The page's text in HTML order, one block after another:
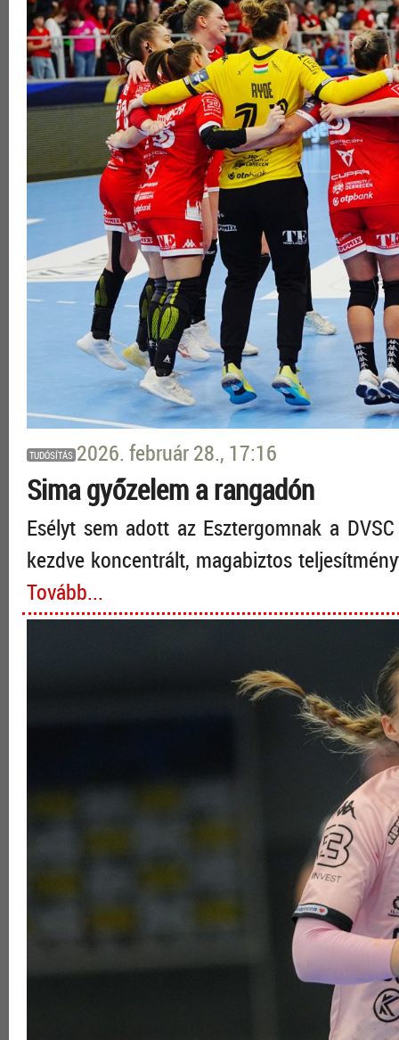
TUDÓSÍTÁS 2026. február 28., 17:16
Sima győzelem a rangadón
Esélyt sem adott az Esztergomnak a
kezdve koncentrált, magabiztos
Tovább...